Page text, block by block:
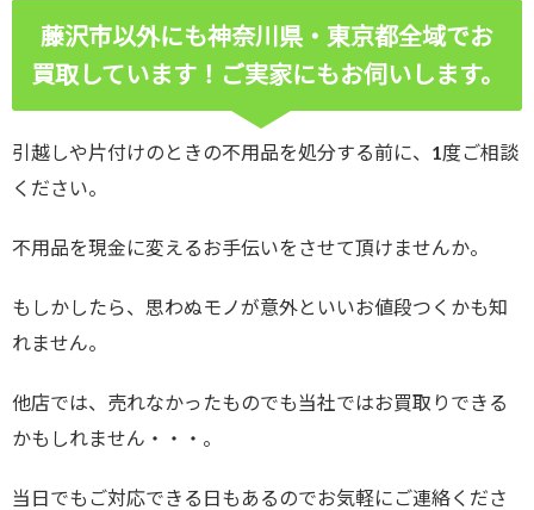
藤沢市以外にも神奈川県・東京都全域でお
買取しています！ご実家にもお伺いします。
引越しや片付けのときの不用品を処分する前に、1度ご相談
ください。
不用品を現金に変えるお手伝いをさせて頂けませんか。
もしかしたら、思わぬモノが意外といいお値段つくかも知
れません。
他店では、売れなかったものでも当社ではお買取りできる
かもしれません・・・。
当日でもご対応できる日もあるのでお気軽にご連絡くださ